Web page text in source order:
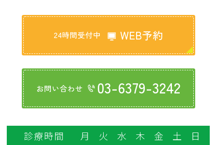
24時間受付中 WEB予約
お問い合わせ 03-6379-3242
診療時間 月 火 水 木 金 土 日